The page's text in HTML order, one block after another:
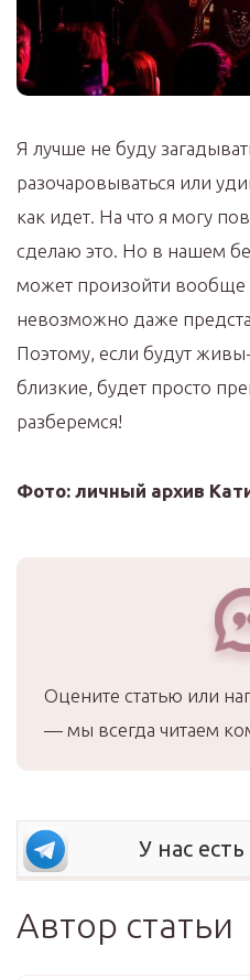
Я лучше не буду
разочаровываться или
как идет. На что я могу
сделаю это. Но в нашем
может произойти вообще
невозможно даже
Поэтому, если будут
близкие, будет просто
разберемся!
Фото: личный архив
Оцените статью или
— мы всегда читаем
У нас есть
Автор статьи